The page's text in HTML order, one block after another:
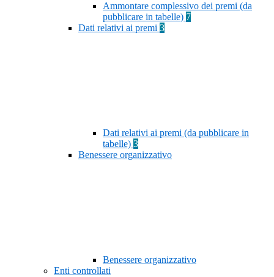
Ammontare complessivo dei premi (da
pubblicare in tabelle) 7
Dati relativi ai premi 3
Dati relativi ai premi (da pubblicare in
tabelle) 3
Benessere organizzativo
Benessere organizzativo
Enti controllati